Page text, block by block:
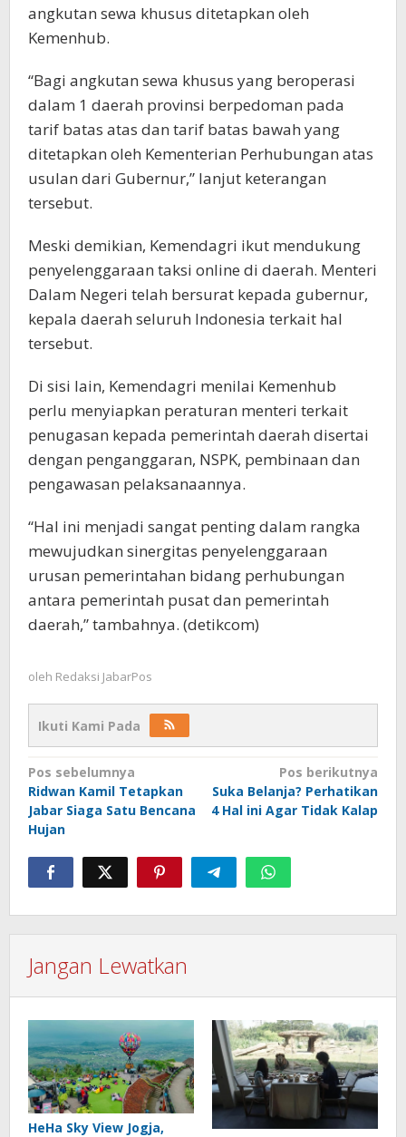
angkutan sewa khusus ditetapkan oleh
Kemenhub.
“Bagi angkutan sewa khusus yang beroperasi
dalam 1 daerah provinsi berpedoman pada
tarif batas atas dan tarif batas bawah yang
ditetapkan oleh Kementerian Perhubungan atas
usulan dari Gubernur,” lanjut keterangan
tersebut.
Meski demikian, Kemendagri ikut mendukung
penyelenggaraan taksi online di daerah. Menteri
Dalam Negeri telah bersurat kepada gubernur,
kepala daerah seluruh Indonesia terkait hal
tersebut.
Di sisi lain, Kemendagri menilai Kemenhub
perlu menyiapkan peraturan menteri terkait
penugasan kepada pemerintah daerah disertai
dengan penganggaran, NSPK, pembinaan dan
pengawasan pelaksanaannya.
“Hal ini menjadi sangat penting dalam rangka
mewujudkan sinergitas penyelenggaraan
urusan pemerintahan bidang perhubungan
antara pemerintah pusat dan pemerintah
daerah,” tambahnya. (detikcom)
oleh Redaksi JabarPos
Ikuti Kami Pada
Navigasi
pos
Pos sebelumnya
Ridwan Kamil Tetapkan
Jabar Siaga Satu Bencana
Hujan
Pos berikutnya
Suka Belanja? Perhatikan
4 Hal ini Agar Tidak Kalap
Jangan Lewatkan
HeHa Sky View Jogja,